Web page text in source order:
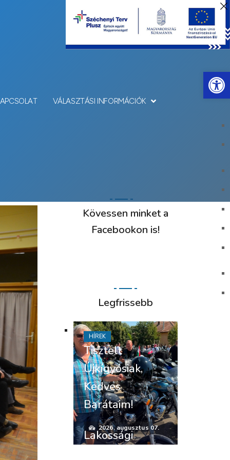
VÁLASZTÁSI INFORMÁCIÓK
Kövessen minket a
Facebookon is!
Legfrissebb
Tisztelt
Újkígyósiak,
Kedves
Barátaim!
2026. augusztus 07.
HÍREK
Lakossági